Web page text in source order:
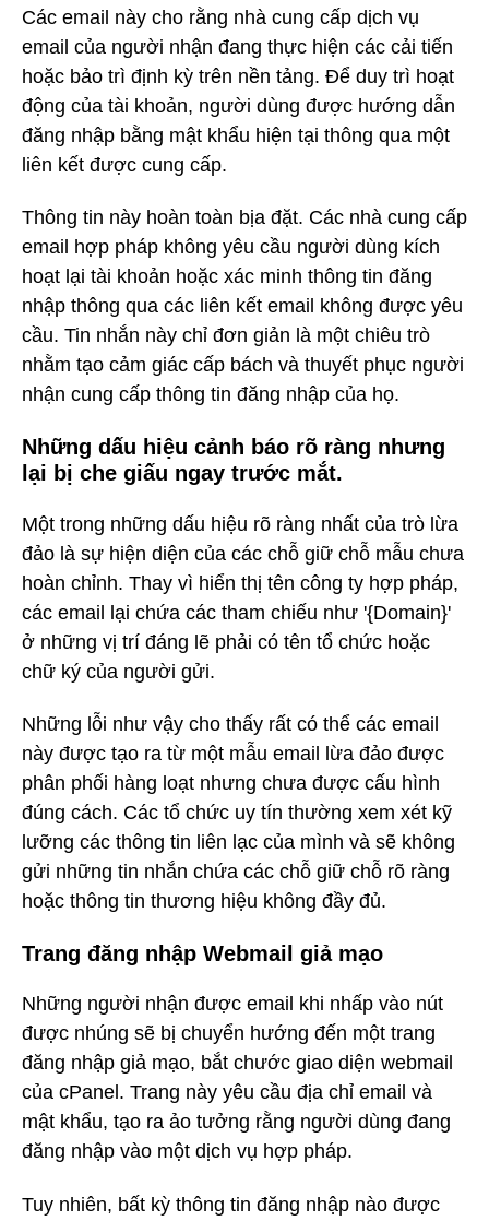
Các email này cho rằng nhà cung cấp dịch vụ
email của người nhận đang thực hiện các cải tiến
hoặc bảo trì định kỳ trên nền tảng. Để duy trì hoạt
động của tài khoản, người dùng được hướng dẫn
đăng nhập bằng mật khẩu hiện tại thông qua một
liên kết được cung cấp.
Thông tin này hoàn toàn bịa đặt. Các nhà cung cấp
email hợp pháp không yêu cầu người dùng kích
hoạt lại tài khoản hoặc xác minh thông tin đăng
nhập thông qua các liên kết email không được yêu
cầu. Tin nhắn này chỉ đơn giản là một chiêu trò
nhằm tạo cảm giác cấp bách và thuyết phục người
nhận cung cấp thông tin đăng nhập của họ.
Những dấu hiệu cảnh báo rõ ràng nhưng
lại bị che giấu ngay trước mắt.
Một trong những dấu hiệu rõ ràng nhất của trò lừa
đảo là sự hiện diện của các chỗ giữ chỗ mẫu chưa
hoàn chỉnh. Thay vì hiển thị tên công ty hợp pháp,
các email lại chứa các tham chiếu như '{Domain}'
ở những vị trí đáng lẽ phải có tên tổ chức hoặc
chữ ký của người gửi.
Những lỗi như vậy cho thấy rất có thể các email
này được tạo ra từ một mẫu email lừa đảo được
phân phối hàng loạt nhưng chưa được cấu hình
đúng cách. Các tổ chức uy tín thường xem xét kỹ
lưỡng các thông tin liên lạc của mình và sẽ không
gửi những tin nhắn chứa các chỗ giữ chỗ rõ ràng
hoặc thông tin thương hiệu không đầy đủ.
Trang đăng nhập Webmail giả mạo
Những người nhận được email khi nhấp vào nút
được nhúng sẽ bị chuyển hướng đến một trang
đăng nhập giả mạo, bắt chước giao diện webmail
của cPanel. Trang này yêu cầu địa chỉ email và
mật khẩu, tạo ra ảo tưởng rằng người dùng đang
đăng nhập vào một dịch vụ hợp pháp.
Tuy nhiên, bất kỳ thông tin đăng nhập nào được